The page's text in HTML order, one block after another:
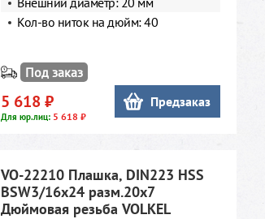
Кол-во ниток на дюйм: 40
Под заказ
5 618 ₽
Для юр.лиц: 5 618 ₽
Предзаказ
VO-22210 Плашка, DIN223 HSS
BSW3/16x24 разм.20х7
Дюймовая резьба VOLKEL